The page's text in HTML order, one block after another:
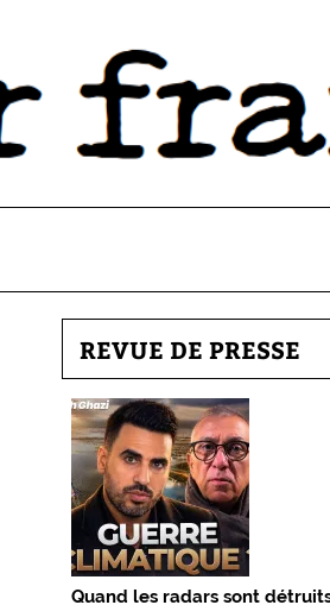
REVUE DE PRESSE
Quand les radars sont